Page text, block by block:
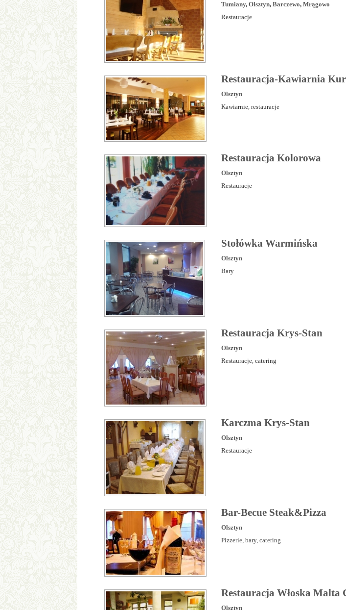
Tumiany, Olsztyn, Barczewo, Mrągowo
Restauracje
Restauracja-Kawiarnia
Olsztyn
Kawiarnie, restauracje
Restauracja Kolorowa
Olsztyn
Restauracje
Stołówka Warmińska
Olsztyn
Bary
Restauracja Krys-Stan
Olsztyn
Restauracje, catering
Karczma Krys-Stan
Olsztyn
Restauracje
Bar-Becue Steak&Pizza
Olsztyn
Pizzerie, bary, catering
Restauracja Włoska Malta
Olsztyn